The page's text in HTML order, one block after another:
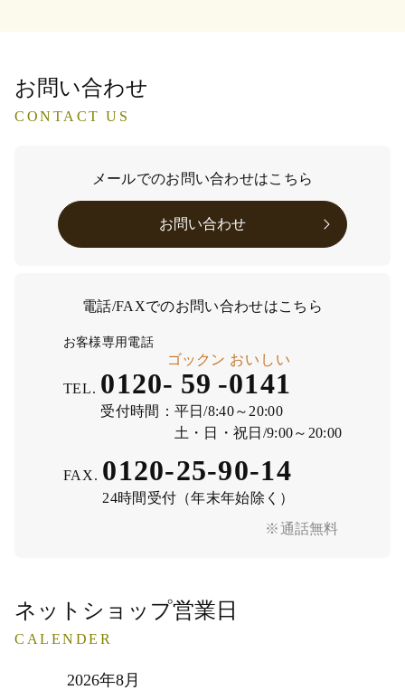
お問い合わせ
CONTACT US
メールでのお問い合わせはこちら
お問い合わせ
電話/FAXでのお問い合わせはこちら
※通話無料
お客様専用電話
TEL. 0120- 59
ゴックン
-0141
おいしい
受付時間： 平日/8:40～20:00
土・日・祝日/9:00～20:00
FAX. 0120-25-90-14
24時間受付（年末年始除く）
ネットショップ営業日
CALENDER
2026年8月